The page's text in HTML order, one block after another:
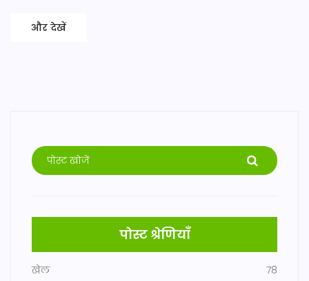
और देखें
पोस्ट श्रेणियाँ
खेल 78